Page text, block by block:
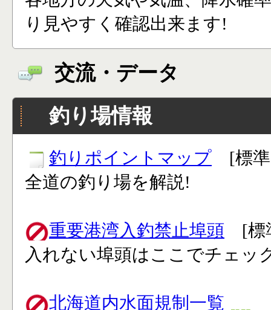
り見やすく確認出来ます!
交流・データ
釣り場情報
釣りポイントマップ [標
全道の釣り場を解説!
重要港湾入釣禁止埠頭 [標
入れない埠頭はここでチェッ
北海道内水面規制一覧